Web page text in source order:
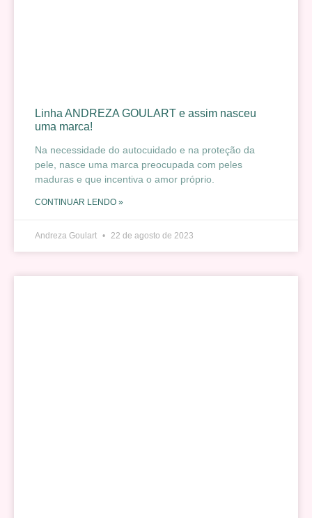
Linha ANDREZA GOULART e assim nasceu
uma marca!
Na necessidade do autocuidado e na proteção da
pele, nasce uma marca preocupada com peles
maduras e que incentiva o amor próprio.
CONTINUAR LENDO »
Andreza Goulart 22 de agosto de 2023